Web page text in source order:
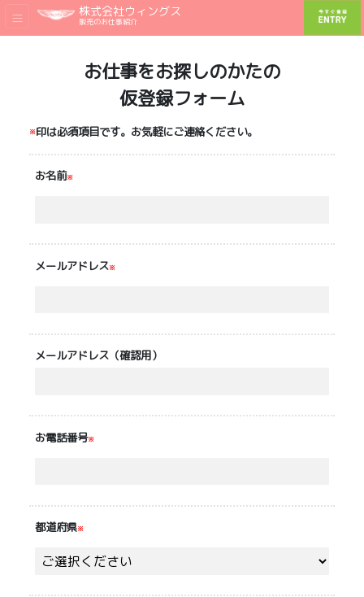
株式会社ウィングス
販売のお仕事紹介
お仕事をお探しのかたの
仮登録フォーム
※印は必須項目です。お気軽にご連絡ください。
お名前※
メールアドレス※
メールアドレス（確認用）
お電話番号※
都道府県※